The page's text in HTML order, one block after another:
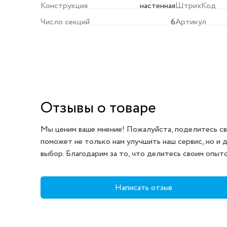
Конструкция
настенная
Число секций
6
ШтрихКод
Артикул
Отзывы о товаре
Мы ценим ваше мнение! Пожалуйста, поделитесь
поможет не только нам улучшить наш сервис, но и
выбор. Благодарим за то, что делитесь своим
Написать отзыв